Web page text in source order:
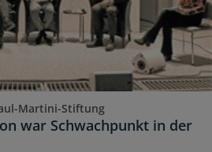
Martini-Stiftung
war Schwachpunkt in der